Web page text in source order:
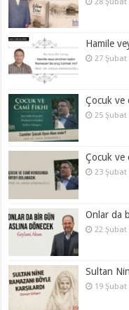
Hamile
27 Şubat
Çocuk ve
25 Şubat
Çocuk ve
23 Şubat
Onlar da
22 Şubat
Sultan
19 Şubat